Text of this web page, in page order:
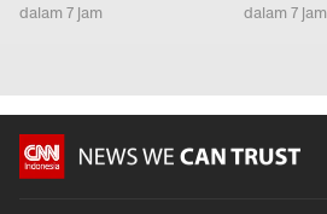
dalam 7 jam dalam 7 jam